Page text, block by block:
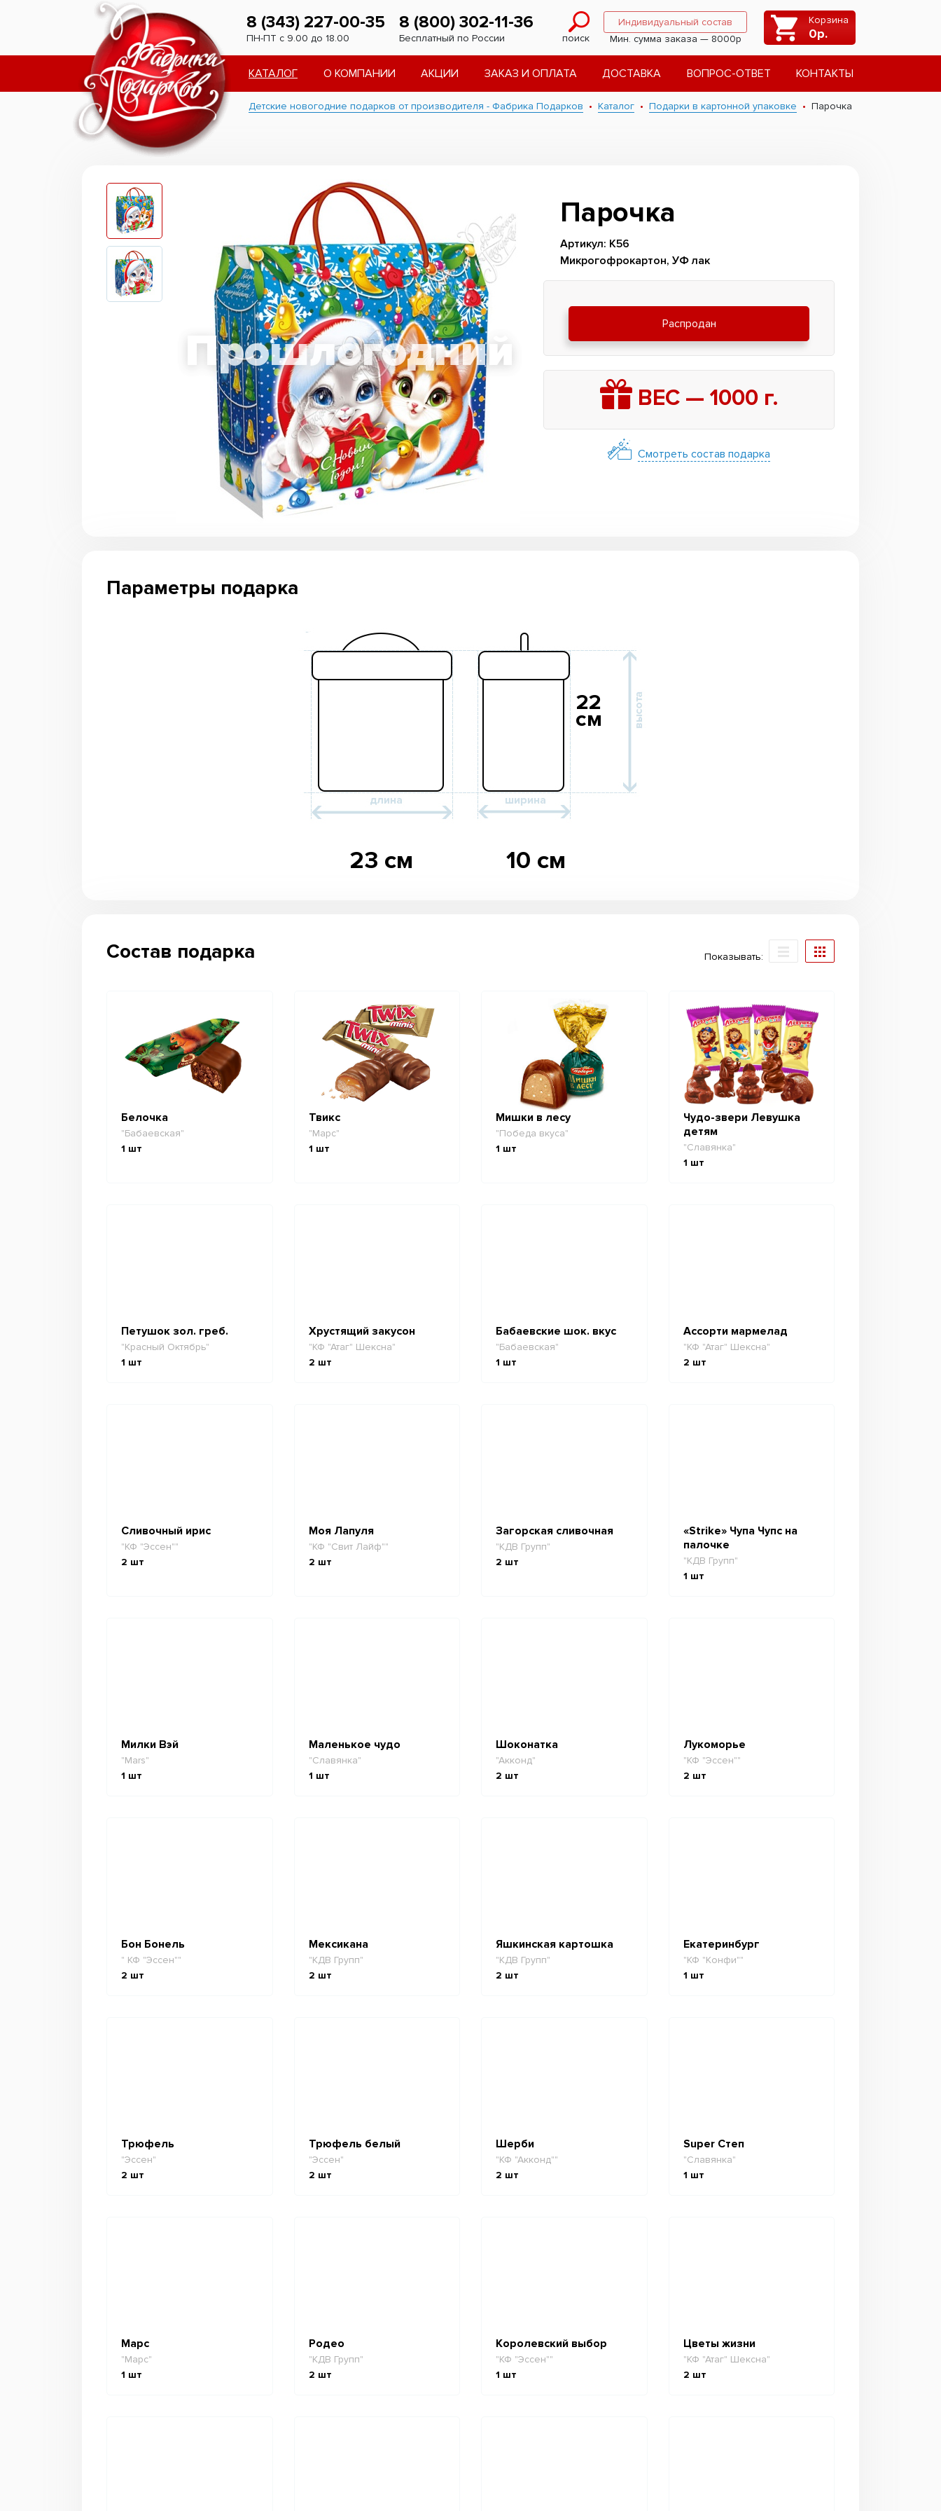
8 (343) 227-00-35
ПН-ПТ с 9.00 до 18.00
8 (800) 302-11-36
Бесплатный по России поиск
Индивидуальный состав
Мин. сумма заказа — 8000р
Корзина
0р.
КАТАЛОГ О КОМПАНИИ АКЦИИ ЗАКАЗ И ОПЛАТА ДОСТАВКА ВОПРОС-ОТВЕТ КОНТАКТЫ
Детские новогодние подарков от производителя - Фабрика Подарков Каталог Подарки в картонной упаковке Парочка
Парочка
Артикул: К56
Микрогофрокартон, УФ лак
Распродан
ВЕС — 1000г.
Смотреть состав подарка
Параметры подарка
23 см 10 см
22
см
Состав подарка Показывать:
Белочка
"Бабаевская"
1 шт
Твикс
"Марс"
1 шт
Мишки в лесу
"Победа вкуса"
1 шт
Чудо-звери Левушка
детям
"Славянка"
1 шт
Петушок зол. греб.
"Красный Октябрь"
1 шт
Хрустящий закусон
"КФ "Атаг" Шексна"
2 шт
Бабаевские шок. вкус
"Бабаевская"
1 шт
Ассорти мармелад
"КФ "Атаг" Шексна"
2 шт
Сливочный ирис
"КФ "Эссен""
2 шт
Моя Лапуля
"КФ "Свит Лайф""
2 шт
Загорская сливочная
"КДВ Групп"
2 шт
«Strike» Чупа Чупс на
палочке
"КДВ Групп"
1 шт
Милки Вэй
"Mars"
1 шт
Маленькое чудо
"Славянка"
1 шт
Шоконатка
"Акконд"
2 шт
Лукоморье
"КФ "Эссен""
2 шт
Бон Бонель
" КФ "Эссен""
2 шт
Мексикана
"КДВ Групп"
2 шт
Яшкинская картошка
"КДВ Групп"
2 шт
Екатеринбург
"КФ "Конфи""
1 шт
Трюфель
"Эссен"
2 шт
Трюфель белый
"Эссен"
2 шт
Шерби
"КФ "Акконд""
2 шт
Super Степ
"Славянка"
1 шт
Марс
"Марс"
1 шт
Родео
"КДВ Групп"
2 шт
Королевский выбор
"КФ "Эссен""
1 шт
Цветы жизни
"КФ "Атаг" Шексна"
2 шт